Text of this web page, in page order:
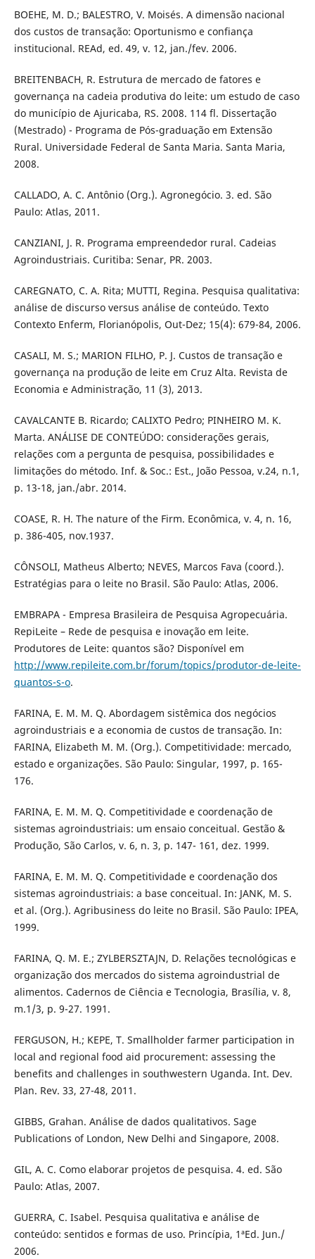
BOEHE, M. D.; BALESTRO, V. Moisés. A dimensão nacional
dos custos de transação: Oportunismo e confiança
institucional. REAd, ed. 49, v. 12, jan./fev. 2006.
BREITENBACH, R. Estrutura de mercado de fatores e
governança na cadeia produtiva do leite: um estudo de caso
do município de Ajuricaba, RS. 2008. 114 fl. Dissertação
(Mestrado) - Programa de Pós-graduação em Extensão
Rural. Universidade Federal de Santa Maria. Santa Maria,
2008.
CALLADO, A. C. Antônio (Org.). Agronegócio. 3. ed. São
Paulo: Atlas, 2011.
CANZIANI, J. R. Programa empreendedor rural. Cadeias
Agroindustriais. Curitiba: Senar, PR. 2003.
CAREGNATO, C. A. Rita; MUTTI, Regina. Pesquisa qualitativa:
análise de discurso versus análise de conteúdo. Texto
Contexto Enferm, Florianópolis, Out-Dez; 15(4): 679-84, 2006.
CASALI, M. S.; MARION FILHO, P. J. Custos de transação e
governança na produção de leite em Cruz Alta. Revista de
Economia e Administração, 11 (3), 2013.
CAVALCANTE B. Ricardo; CALIXTO Pedro; PINHEIRO M. K.
Marta. ANÁLISE DE CONTEÚDO: considerações gerais,
relações com a pergunta de pesquisa, possibilidades e
limitações do método. Inf. & Soc.: Est., João Pessoa, v.24, n.1,
p. 13-18, jan./abr. 2014.
COASE, R. H. The nature of the Firm. Econômica, v. 4, n. 16,
p. 386-405, nov.1937.
CÔNSOLI, Matheus Alberto; NEVES, Marcos Fava (coord.).
Estratégias para o leite no Brasil. São Paulo: Atlas, 2006.
EMBRAPA - Empresa Brasileira de Pesquisa Agropecuária.
RepiLeite – Rede de pesquisa e inovação em leite.
Produtores de Leite: quantos são? Disponível em
http://www.repileite.com.br/forum/topics/produtor-de-leite-
quantos-s-o.
FARINA, E. M. M. Q. Abordagem sistêmica dos negócios
agroindustriais e a economia de custos de transação. In:
FARINA, Elizabeth M. M. (Org.). Competitividade: mercado,
estado e organizações. São Paulo: Singular, 1997, p. 165-
176.
FARINA, E. M. M. Q. Competitividade e coordenação de
sistemas agroindustriais: um ensaio conceitual. Gestão &
Produção, São Carlos, v. 6, n. 3, p. 147- 161, dez. 1999.
FARINA, E. M. M. Q. Competitividade e coordenação dos
sistemas agroindustriais: a base conceitual. In: JANK, M. S.
et al. (Org.). Agribusiness do leite no Brasil. São Paulo: IPEA,
1999.
FARINA, Q. M. E.; ZYLBERSZTAJN, D. Relações tecnológicas e
organização dos mercados do sistema agroindustrial de
alimentos. Cadernos de Ciência e Tecnologia, Brasília, v. 8,
m.1/3, p. 9-27. 1991.
FERGUSON, H.; KEPE, T. Smallholder farmer participation in
local and regional food aid procurement: assessing the
benefits and challenges in southwestern Uganda. Int. Dev.
Plan. Rev. 33, 27-48, 2011.
GIBBS, Grahan. Análise de dados qualitativos. Sage
Publications of London, New Delhi and Singapore, 2008.
GIL, A. C. Como elaborar projetos de pesquisa. 4. ed. São
Paulo: Atlas, 2007.
GUERRA, C. Isabel. Pesquisa qualitativa e análise de
conteúdo: sentidos e formas de uso. Princípia, 1ªEd. Jun./
2006.